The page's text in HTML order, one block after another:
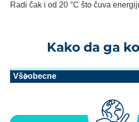
Radi čak i od 20 °C što čuva
Kako da ga
Všeobecne